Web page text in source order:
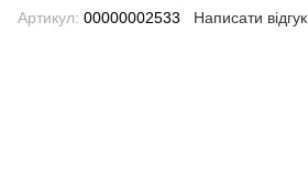
Артикул: 00000002533 Написати відгук